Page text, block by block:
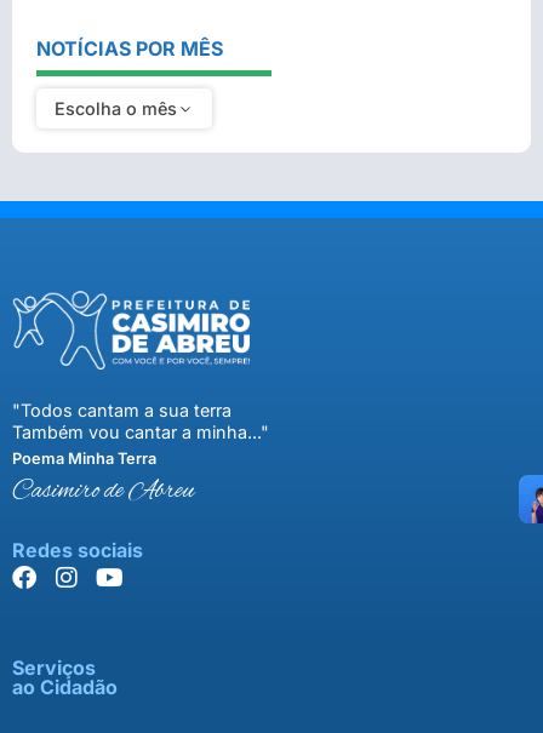
NOTÍCIAS POR MÊS
Escolha o mês
"Todos cantam a sua terra
Também vou cantar a minha..."
Poema Minha Terra
Casimiro de Abreu
Redes sociais
Serviços
ao Cidadão